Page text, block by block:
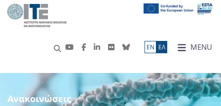
MENU
ΕN ΕΛ
Ανακοινώσεις